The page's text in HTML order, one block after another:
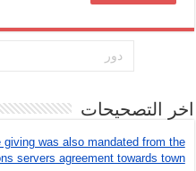
اخر التصحيحات
was also mandated from the
servers agreement towards town